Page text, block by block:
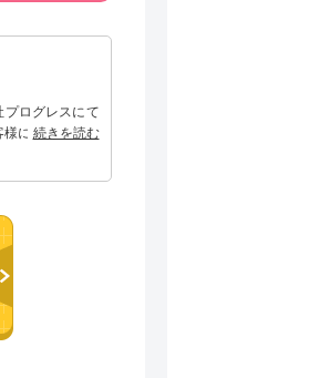
ログレスにて
に信頼される
続きを読む